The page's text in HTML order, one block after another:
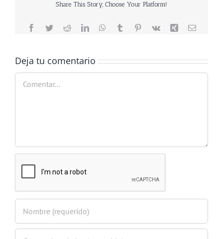
Share This Story, Choose Your Platform!
Facebook
TwitterRedditLinkedInWhatsApp
TumblrPinterest
Vk Xing Correo
Deja tu comentario
Comentar